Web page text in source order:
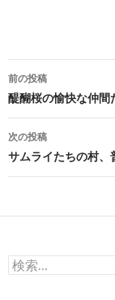
投
稿
ナ
ビ
ゲ
ー
ョ
前の投稿
醍醐桜の愉快な仲間
次の投稿
サムライたちの村、
検
索: